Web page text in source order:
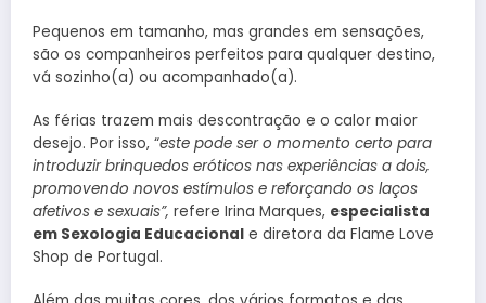
Pequenos em tamanho, mas grandes em sensações,
são os companheiros perfeitos para qualquer destino,
vá sozinho(a) ou acompanhado(a).
As férias trazem mais descontração e o calor maior
desejo. Por isso, “este pode ser o momento certo para
introduzir brinquedos eróticos nas experiências a dois,
promovendo novos estímulos e reforçando os laços
afetivos e sexuais”, refere Irina Marques, especialista
em Sexologia Educacional e diretora da Flame Love
Shop de Portugal.